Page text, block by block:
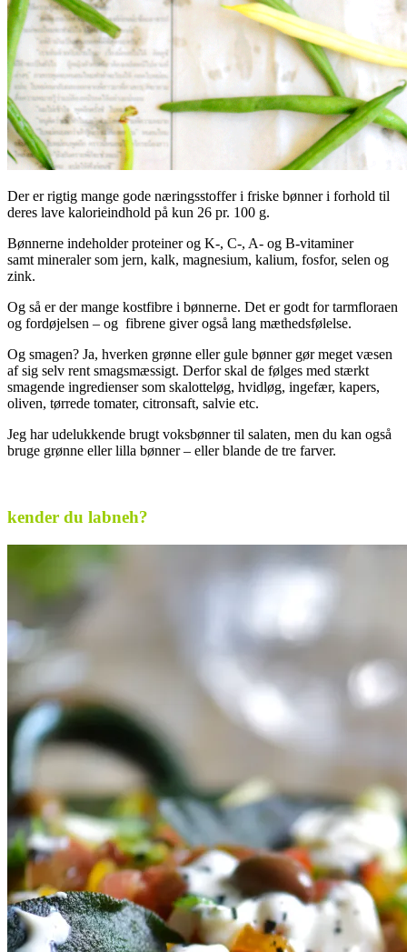
Der er rigtig mange gode næringsstoffer i friske bønner i forhold til
deres lave kalorieindhold på kun 26 pr. 100 g.
Bønnerne indeholder proteiner og K-, C-, A- og B-vitaminer
samt mineraler som jern, kalk, magnesium, kalium, fosfor, selen og
zink.
Og så er der mange kostfibre i bønnerne. Det er godt for tarmfloraen
og fordøjelsen – og fibrene giver også lang mæthedsfølelse.
Og smagen? Ja, hverken grønne eller gule bønner gør meget væsen
af sig selv rent smagsmæssigt. Derfor skal de følges med stærkt
smagende ingredienser som skalotteløg, hvidløg, ingefær, kapers,
oliven, tørrede tomater, citronsaft, salvie etc.
Jeg har udelukkende brugt voksbønner til salaten, men du kan også
bruge grønne eller lilla bønner – eller blande de tre farver.
kender du labneh?